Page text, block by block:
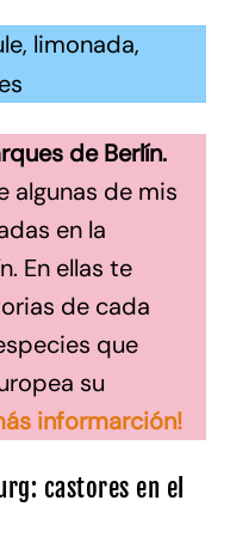
limonada,
de Berlín.
algunas de mis
en la
En ellas te
de cada
que
su
informarción!
castores en el